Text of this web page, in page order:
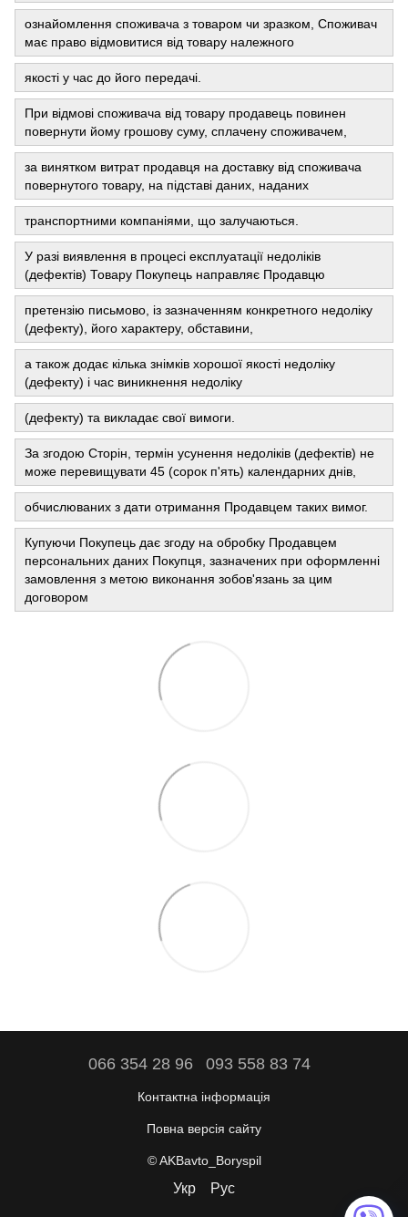
ознайомлення споживача з товаром чи зразком, Споживач
має право відмовитися від товару належного
якості у час до його передачі.
При відмові споживача від товару продавець повинен
повернути йому грошову суму, сплачену споживачем,
за винятком витрат продавця на доставку від споживача
повернутого товару, на підставі даних, наданих
транспортними компаніями, що залучаються.
У разі виявлення в процесі експлуатації недоліків
(дефектів) Товару Покупець направляє Продавцю
претензію письмово, із зазначенням конкретного недоліку
(дефекту), його характеру, обставини,
а також додає кілька знімків хорошої якості недоліку
(дефекту) і час виникнення недоліку
(дефекту) та викладає свої вимоги.
За згодою Сторін, термін усунення недоліків (дефектів) не
може перевищувати 45 (сорок п'ять) календарних днів,
обчислюваних з дати отримання Продавцем таких вимог.
Купуючи Покупець дає згоду на обробку Продавцем
персональних даних Покупця, зазначених при оформленні
замовлення з метою виконання зобов'язань за цим
договором
066 354 28 96 093 558 83 74
Контактна інформація
Повна версія сайту
© AKBavto_Boryspil
Укр Рус